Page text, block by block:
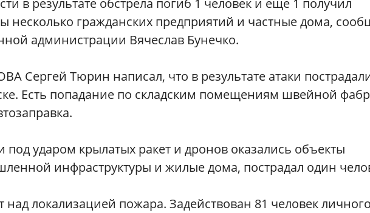
в результате обстрела погиб 1 человек и еще 1 получил
несколько гражданских предприятий и частные дома,
администрации Вячеслав Бунечко.
Сергей Тюрин написал, что в результате атаки
Есть попадание по складским помещениям швейной
ударом крылатых ракет и дронов оказались объекты
инфраструктуры и жилые дома, пострадал один
локализацией пожара. Задействован 81 человек личного